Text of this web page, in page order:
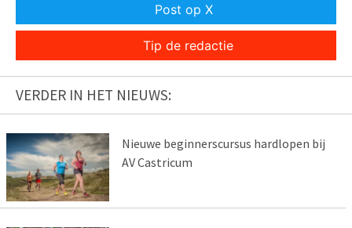
Post op X
Tip de redactie
VERDER IN HET NIEUWS:
Nieuwe beginnerscursus hardlopen bij
AV Castricum